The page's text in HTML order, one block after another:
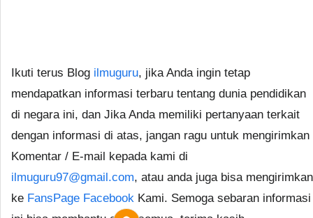
Ikuti terus Blog ilmuguru, jika Anda ingin tetap
mendapatkan informasi terbaru tentang dunia pendidikan
di negara ini, dan Jika Anda memiliki pertanyaan terkait
dengan informasi di atas, jangan ragu untuk mengirimkan
Komentar / E-mail kepada kami di
ilmuguru97@gmail.com, atau anda juga bisa mengirimkan
ke FansPage Facebook Kami. Semoga sebaran informasi